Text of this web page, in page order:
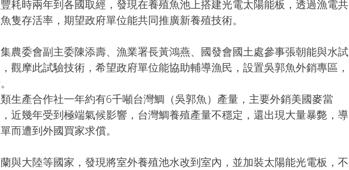
耗時兩年到各國取經，發現在養殖魚池上搭建光電太陽能板，透過漁電共
隻存活率，期望政府單位能共同推廣新養殖技術。
農委會副主委陳添壽、漁業署長黃鴻燕、國發會國土處參事張朝能與水試
觀摩此試驗技術，希望政府單位能協助輔導漁民，設置吳郭魚外銷專區，
生產合作社一年約有6千噸台灣鯛（吳郭魚）產量，主要外銷美國麥當
近幾年受到極端氣候影響，台灣鯛養殖產量不穩定，還出現大量暴斃，導
而遭到外國買家求償。
與大陸等國家，發現將室外養殖池水改到室內，並加裝太陽能光電板，不